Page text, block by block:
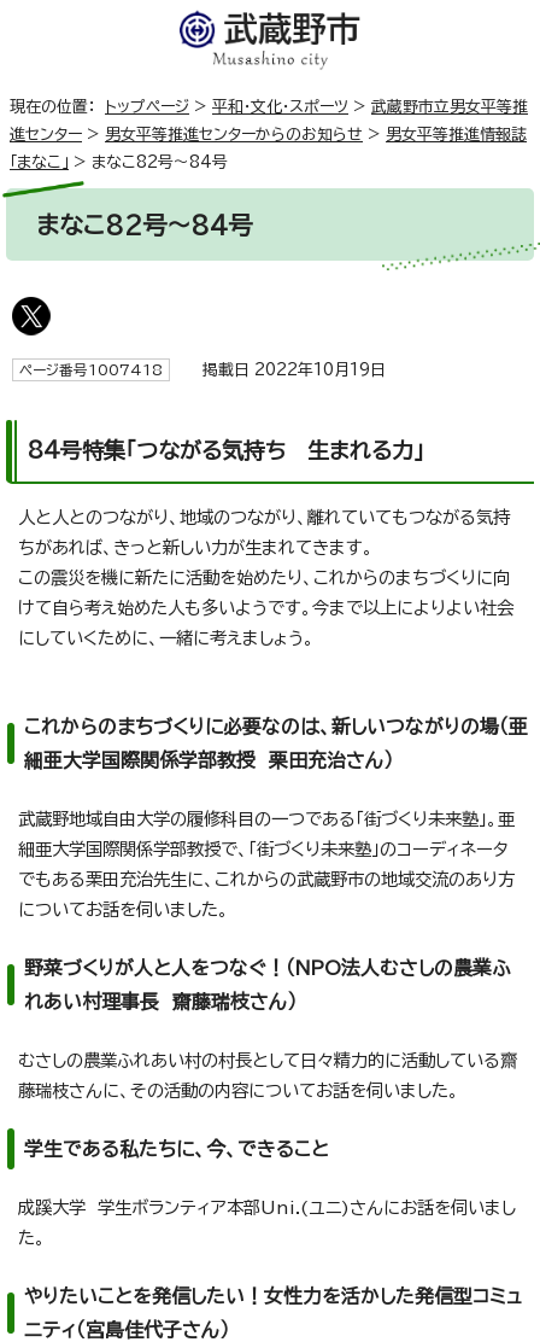
現在の位置： トップページ > 平和・文化・スポーツ > 武蔵野市立男女平等推
進センター > 男女平等推進センターからのお知らせ > 男女平等推進情報誌
「まなこ」 > まなこ82号～84号
まなこ82号～84号
ページ番号1007418 掲載日 2022年10月19日
84号特集「つながる気持ち 生まれる力」
人と人とのつながり、地域のつながり、離れていてもつながる気持
ちがあれば、きっと新しい力が生まれてきます。
この震災を機に新たに活動を始めたり、これからのまちづくりに向
けて自ら考え始めた人も多いようです。今まで以上によりよい社会
にしていくために、一緒に考えましょう。
これからのまちづくりに必要なのは、新しいつながりの場（亜
細亜大学国際関係学部教授 栗田充治さん）
武蔵野地域自由大学の履修科目の一つである「街づくり未来塾」。亜
細亜大学国際関係学部教授で、「街づくり未来塾」のコーディネータ
でもある栗田充治先生に、これからの武蔵野市の地域交流のあり方
についてお話を伺いました。
野菜づくりが人と人をつなぐ！（NPO法人むさしの農業ふ
れあい村理事長 齋藤瑞枝さん）
むさしの農業ふれあい村の村長として日々精力的に活動している齋
藤瑞枝さんに、その活動の内容についてお話を伺いました。
学生である私たちに、今、できること
成蹊大学 学生ボランティア本部Uni.(ユニ)さんにお話を伺いまし
た。
やりたいことを発信したい！女性力を活かした発信型コミュ
ニティ（宮島佳代子さん）